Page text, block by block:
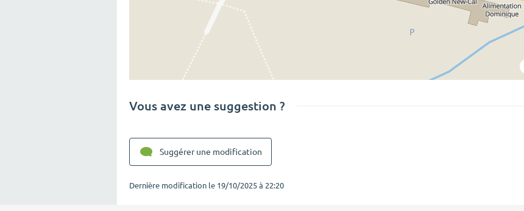
Vous avez une suggestion ?
Suggérer une modification
Dernière modification le 19/10/2025 à 22:20